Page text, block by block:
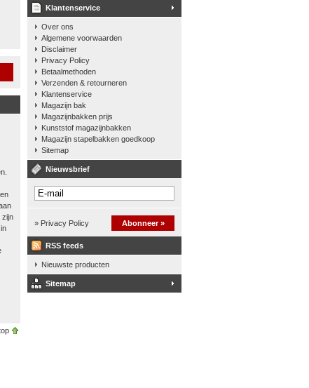
zijn
Klantenservice
Over ons
Algemene voorwaarden
Disclaimer
Privacy Policy
Betaalmethoden
Verzenden & retourneren
Klantenservice
Magazijn bak
Magazijnbakken prijs
Kunststof magazijnbakken
Magazijn stapelbakken goedkoop
Sitemap
Nieuwsbrief
» Privacy Policy Abonneer »
RSS feeds
Nieuwste producten
Sitemap